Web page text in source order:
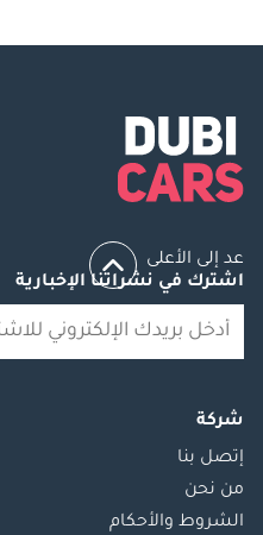
عد إلى الأعلى
اشترك في نشراتنا الإخبارية
شركة
إتصل بنا
من نحن
الشروط والأحكام